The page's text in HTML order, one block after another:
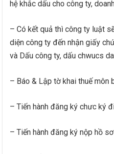
hệ khắc dấu cho công ty,
– Có kết quả thì công ty luật
diện công ty đến nhận giấy
và Dấu công ty, dấu chwucs
– Báo & Lập tờ khai thuế môn
– Tiến hành đăng ký chưc ký
– Tiến hành đăng ký nộp hồ